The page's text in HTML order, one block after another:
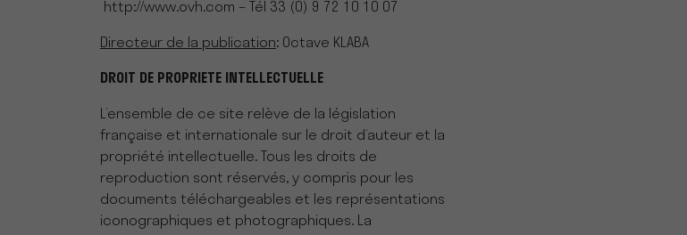
http://www.ovh.com – Tél 33 (0) 9 72 10 10 07
Directeur de la publication: Octave KLABA
DROIT DE PROPRIETE INTELLECTUELLE
L’ensemble de ce site relève de la législation
française et internationale sur le droit d’auteur et la
propriété intellectuelle. Tous les droits de
reproduction sont réservés, y compris pour les
documents téléchargeables et les représentations
iconographiques et photographiques. La